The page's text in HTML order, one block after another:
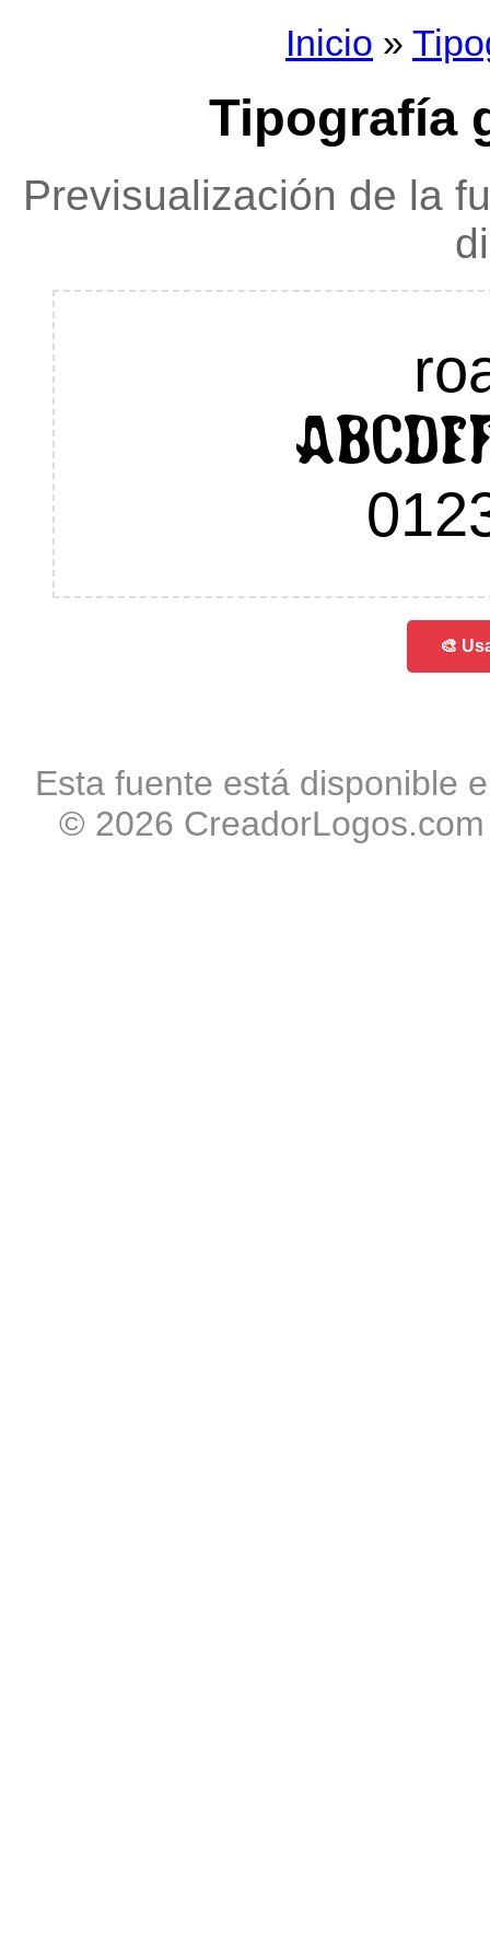
Inicio »
Tipografía
Previsualización de la
🎨
Esta fuente está disponible
© 2026